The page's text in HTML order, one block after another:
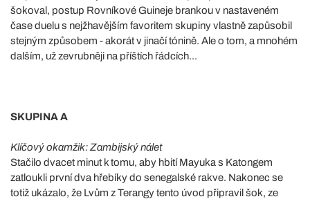
šokoval, postup Rovníkové Guineje brankou v nastaveném
čase duelu s nejžhavějším favoritem skupiny vlastně zapůsobil
stejným způsobem - akorát v jinačí tónině. Ale o tom, a mnohém
dalším, už zevrubněji na příštích řádcích...
SKUPINA A
Klíčový okamžik: Zambijský nálet
Stačilo dvacet minut k tomu, aby hbití Mayuka s Katongem
zatloukli první dva hřebíky do senegalské rakve. Nakonec se
totiž ukázalo, že Lvům z Terangy tento úvod připravil šok, ze